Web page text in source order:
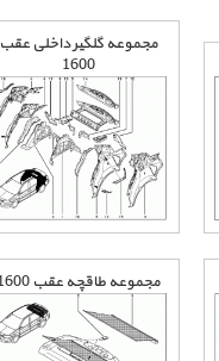
مجموعه گلگیر داخلی عقب
1600
مجموعه طاقچه عقب 1600